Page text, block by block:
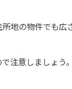
地の物件でも広
注意しましょう